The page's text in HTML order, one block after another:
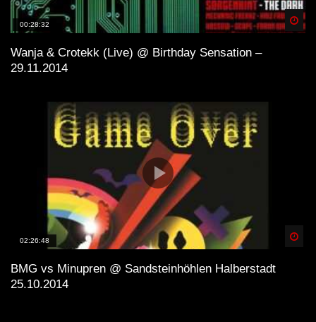
00:28:32
Wanja & Crotekk (Live) @ Birthday Sensation –
29.11.2014
02:26:48
BMG vs Minupren @ Sandsteinhöhlen Halberstadt
25.10.2014